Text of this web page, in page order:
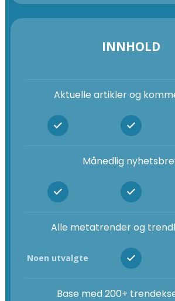
INNHOLD
Aktuelle artikler og
Månedlig
Alle metatrender og
Noen utvalgte
Base med 200+